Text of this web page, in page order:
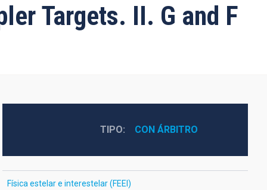
Targets. II. G and F
TIPO CON ÁRBITRO
Física estelar e interestelar (FEEI)